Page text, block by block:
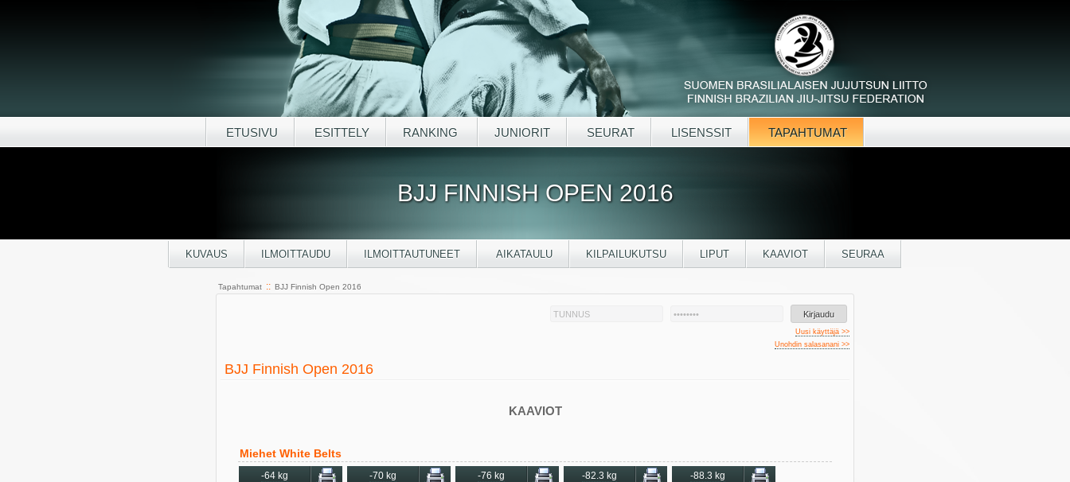
ETUSIVU ESITTELY RANKING JUNIORIT SEURAT LISENSSIT TAPAHTUMAT
BJJ FINNISH OPEN 2016
KUVAUS ILMOITTAUDU ILMOITTAUTUNEET AIKATAULU KILPAILUKUTSU LIPUT KAAVIOT SEURAA
Tapahtumat :: BJJ Finnish Open 2016
Uusi käyttäjä >>
Unohdin salasanani >>
BJJ Finnish Open 2016
KAAVIOT
Miehet White Belts
-64 kg -70 kg -76 kg -82.3 kg -88.3 kg